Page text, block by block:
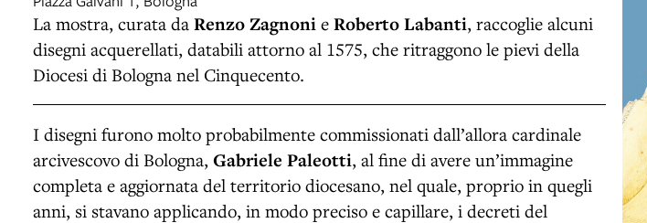
La mostra, curata da Renzo Zagnoni e Roberto Labanti, raccoglie alcuni
disegni acquerellati, databili attorno al 1575, che ritraggono le pievi della
Diocesi di Bologna nel Cinquecento.
I disegni furono molto probabilmente commissionati dall’allora cardinale
arcivescovo di Bologna, Gabriele Paleotti, al fine di avere un’immagine
completa e aggiornata del territorio diocesano, nel quale, proprio in quegli
anni, si stavano applicando, in modo preciso e capillare, i decreti del